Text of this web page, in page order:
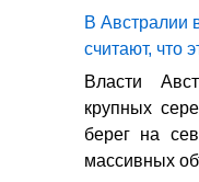
В Австралии
считают, что
Власти
крупных
берег на
массивных